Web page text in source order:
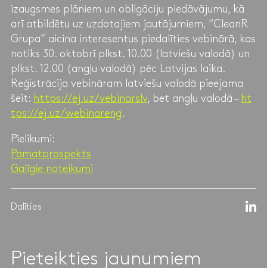
izaugsmes plāniem un obligāciju piedāvājumu, kā
arī atbildētu uz uzdotajiem jautājumiem, “CleanR
Grupa” aicina interesentus piedalīties vebinārā, kas
notiks 30. oktobrī plkst. 10.00 (latviešu valodā) un
plkst. 12.00 (angļu valodā) pēc Latvijas laika.
Reģistrācija vebināram latviešu valodā pieejama
šeit: https://ej.uz/vebinarslv, bet angļu valodā – ht
tps://ej.uz/webinareng.
Pielikumi:
Pamatprospekts
Galīgie noteikumi
Dalīties
Pieteikties jaunumiem